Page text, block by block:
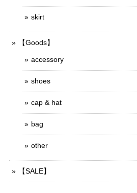
skirt
【Goods】
accessory
shoes
cap & hat
bag
other
【SALE】